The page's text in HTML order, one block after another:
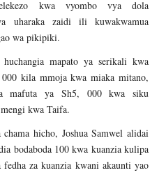
kwa vyombo vya dola
uharaka zaidi ili kuwakwamua
wa pikipiki.
mapato ya serikali kwa
kila mmoja kwa miaka mitano,
mafuta ya Sh5, 000 kwa siku
kwa Taifa.
hicho, Joshua Samwel alidai
bodaboda 100 kwa kuanzia kulipa
za kuanzia kwani akaunti yao